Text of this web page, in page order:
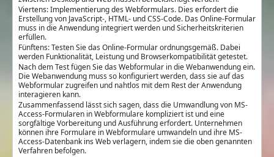
Viertens: Implementierung des Webformulars. Dies erfordert die
Erstellung von JavaScript-, HTML- und CSS-Code. Das Online-Formular
muss in die Anwendung integriert werden und Sicherheitskriterien
erfüllen.
Fünftens: Testen Sie das Online-Formular ordnungsgemäß. Dabei
werden Funktionalität, Leistung und Browserkompatibilität getestet.
Nach dem Test fügen Sie das Webformular in die Webanwendung ein.
Die Webanwendung muss so konfiguriert werden, dass sie auf das
Webformular zugreifen und nahtlos mit dem Rest der Anwendung
interagieren kann.
Zusammenfassend lässt sich sagen, dass die Umwandlung von MS-
Access-Formularen in Webformulare kompliziert ist und eine
sorgfältige Vorbereitung und Ausführung erfordert. Unternehmen
können ihre Formulare in Webformulare umwandeln und ihre MS-
Access-Datenbank ins Web verlagern, indem sie die oben genannten
Verfahren befolgen.